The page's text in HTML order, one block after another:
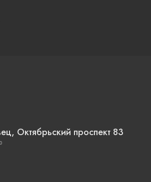
Октябрьский проспект 83